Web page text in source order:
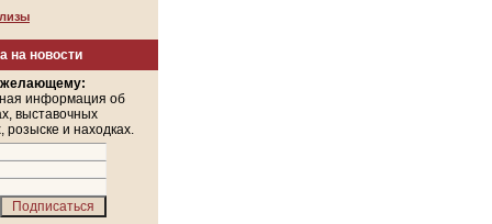
на новости
информация об
выставочных
розыске и находках.